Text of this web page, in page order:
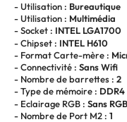
- Utilisation : Bureautique
- Utilisation : Multimédia
- Socket : INTEL LGA1700
- Chipset : INTEL H610
- Format Carte-mère :
- Connectivité : Sans Wifi
- Nombre de barrettes : 2
- Type de mémoire : DDR4
- Eclairage RGB : Sans RGB
- Nombre de Port M2 : 1